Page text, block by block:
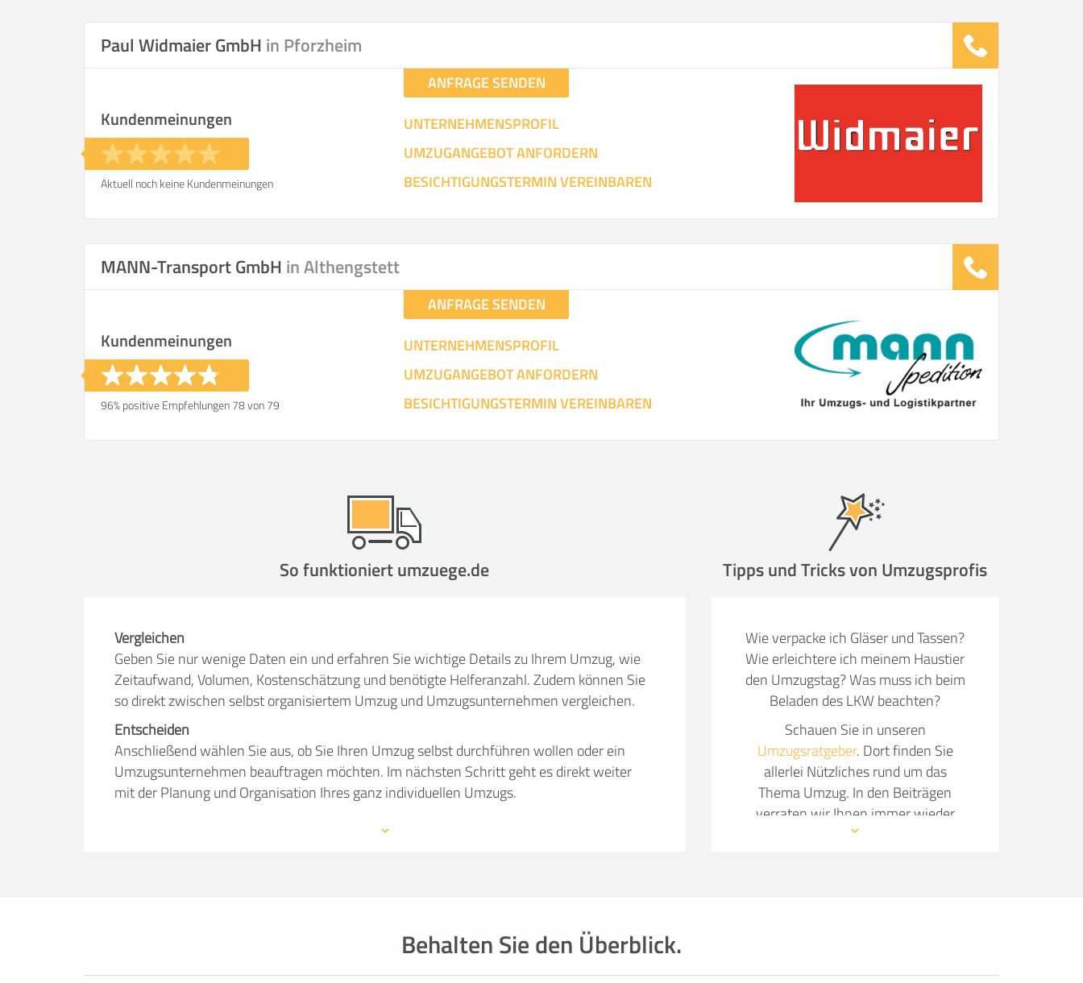
Selbst umziehen
Helfer .
Stunden
Stunden
KOSTENSCHÄTZUNG:
.
Stunden
Stunden
ICH MÖCHTE ANGEBOTE ANFORDERN
SO ERRECHNET SICH DIE KOSTENSCHÄTZUNG
Paul Widmaier GmbH in Pforzheim
ANFRAGE SENDEN
UNTERNEHMENSPROFIL
UMZUGANGEBOT ANFORDERN
BESICHTIGUNGSTERMIN VEREINBAREN
Kundenmeinungen
Aktuell noch keine Kundenmeinungen
MANN-Transport GmbH in Althengstett
ANFRAGE SENDEN
UNTERNEHMENSPROFIL
UMZUGANGEBOT ANFORDERN
BESICHTIGUNGSTERMIN VEREINBAREN
Kundenmeinungen
96% positive Empfehlungen 78 von 79
So funktioniert umzuege.de
Vergleichen
Geben Sie nur wenige Daten ein und erfahren Sie wichtige Details zu Ihrem Umzug, wie
Zeitaufwand, Volumen, Kostenschätzung und benötigte Helferanzahl. Zudem können Sie
so direkt zwischen selbst organisiertem Umzug und Umzugsunternehmen vergleichen.
Entscheiden
Anschließend wählen Sie aus, ob Sie Ihren Umzug selbst durchführen wollen oder ein
Umzugsunternehmen beauftragen möchten. Im nächsten Schritt geht es direkt weiter
mit der Planung und Organisation Ihres ganz individuellen Umzugs.
Tipps und Tricks von Umzugsprofis
Wie verpacke ich Gläser und Tassen?
Wie erleichtere ich meinem Haustier
den Umzugstag? Was muss ich beim
Beladen des LKW beachten?
Schauen Sie in unseren
Umzugsratgeber. Dort finden Sie
allerlei Nützliches rund um das
Thema Umzug. In den Beiträgen
verraten wir Ihnen immer wieder
neue Details, wie Sie Ihren Umzug so
Behalten Sie den Überblick.